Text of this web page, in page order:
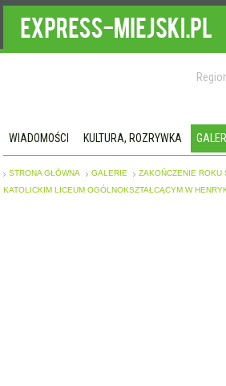
WIADOMOŚCI KULTURA, ROZRYWKA
STRONA GŁÓWNA GALERIE
ZAKOŃCZENIE
KATOLICKIM LICEUM OGÓLNOKSZTAŁCĄCYM W